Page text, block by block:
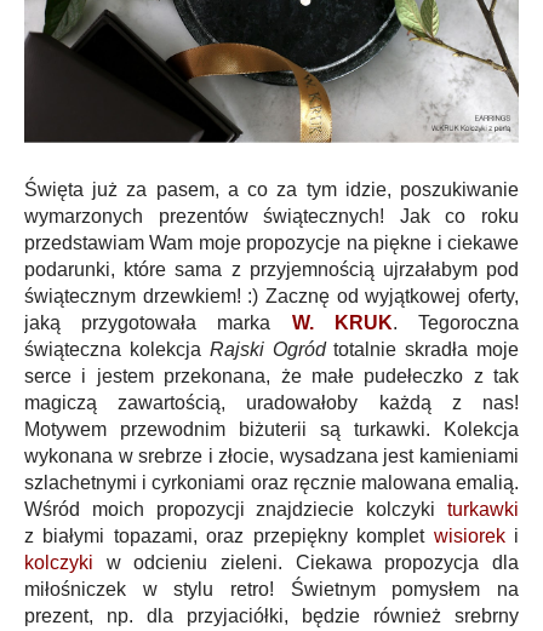
Święta już za pasem, a co za tym idzie, poszukiwanie
wymarzonych prezentów świątecznych! Jak co roku
przedstawiam Wam moje propozycje na piękne i ciekawe
podarunki, które sama z przyjemnością ujrzałabym pod
świątecznym drzewkiem! :) Zacznę od wyjątkowej oferty,
jaką przygotowała marka W. KRUK. Tegoroczna
świąteczna kolekcja Rajski Ogródtotalnie skradła moje
serce i jestem przekonana, że małe pudełeczko z tak
magiczą zawartością, uradowałoby każdą z nas!
Motywem przewodnim biżuterii są turkawki. Kolekcja
wykonana w srebrze i złocie, wysadzana jest kamieniami
szlachetnymi i cyrkoniami oraz ręcznie malowana emalią.
Wśród moich propozycji znajdziecie kolczyki turkawki
z białymi topazami, oraz przepiękny komplet wisioreki
kolczyki w odcieniu zieleni. Ciekawa propozycja dla
miłośniczek w stylu retro! Świetnym pomysłem na
prezent, np. dla przyjaciółki, będzie również srebrny